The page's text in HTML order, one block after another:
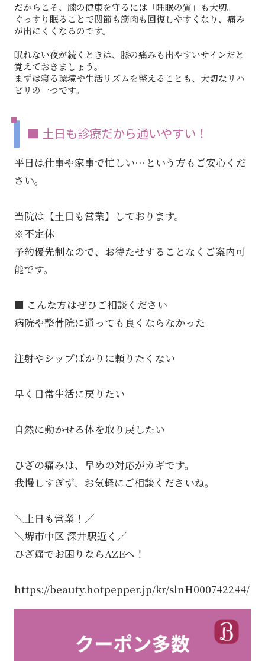
だからこそ、膝の健康を守るには「睡眠の質」も大切。
ぐっすり眠ることで関節も筋肉も回復しやすくなり、痛み
が出にくくなるのです。
眠れない夜が続くときは、膝の痛みも出やすいサインだと
覚えておきましょう。
まずは寝る環境や生活リズムを整えることも、大切なリハ
ビリの一つです。
■ 土日も診療だから通いやすい！
平日は仕事や家事で忙しい…という方もご安心くだ
さい。
当院は【土日も営業】しております。
※不定休
予約優先制なので、お待たせすることなくご案内可
能です。
■ こんな方はぜひご相談ください
病院や整骨院に通っても良くならなかった
注射やシップばかりに頼りたくない
早く日常生活に戻りたい
自然に動かせる体を取り戻したい
ひざの痛みは、早めの対応がカギです。
我慢しすぎず、お気軽にご相談くださいね。
＼土日も営業！／
＼堺市中区 深井駅近く／
ひざ痛でお困りならAZEへ！
https://beauty.hotpepper.jp/kr/slnH000742244/